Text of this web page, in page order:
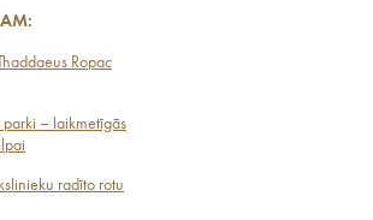
Ropac
parki – laikmetīgās
radīto rotu